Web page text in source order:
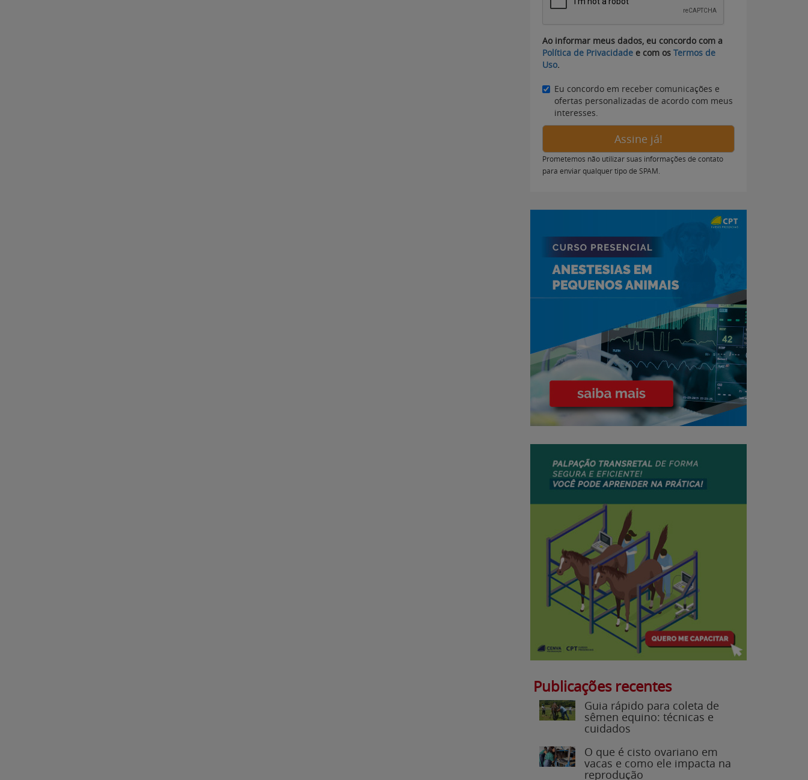
Ao informar meus dados, eu concordo com a
Política de Privacidade e com os Termos de
Uso.
Eu concordo em receber comunicações e
ofertas personalizadas de acordo com meus
interesses.
Assine já!
Prometemos não utilizar suas informações de contato
para enviar qualquer tipo de SPAM.
Publicações recentes
Guia rápido para coleta de
sêmen equino: técnicas e
cuidados
O que é cisto ovariano em
vacas e como ele impacta na
reprodução